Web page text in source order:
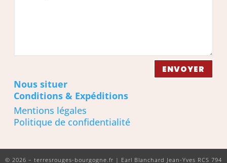
ENVOYER
Nous situer
Conditions & Expéditions
Mentions légales
Politique de confidentialité
© 2026 – terresrouges-bourgogne.fr | Earl Blanchard Jean-Yves RCS 794